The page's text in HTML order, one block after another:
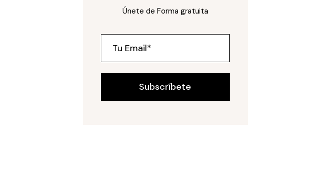
Únete de Forma gratuita
Subscríbete